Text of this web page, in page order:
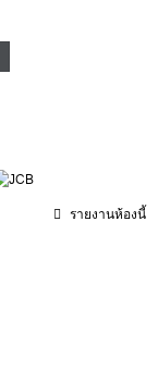
รายงานห้องนี้